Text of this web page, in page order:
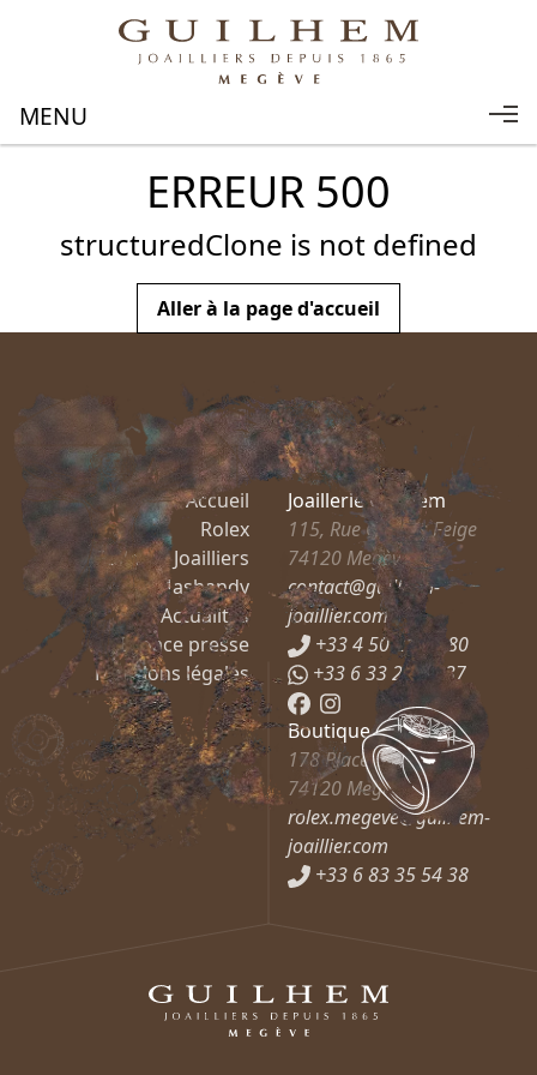
ERREUR 500
structuredClone is not defined
Aller à la page d'accueil
Accueil
Rolex
Guilhem Joailliers
Mashandy
Actualités
Espace presse
Mentions légales
Joaillerie Guilhem
115, Rue Charles Feige
74120 Megève
contact@guilhem-
joaillier.com
+33 4 50 21 66 80
+33 6 33 27 37 37
Boutique Rolex
178 Place de l’Église
74120 Megève
rolex.megeve@guilhem-
joaillier.com
+33 6 83 35 54 38